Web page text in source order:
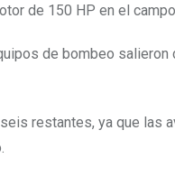
de 150 HP en el
de bombeo
restantes, ya que